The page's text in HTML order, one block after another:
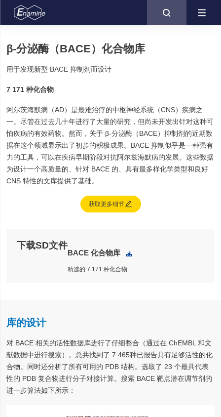

β-分泌酶（BACE）化合物库
用于发现新型 BACE 抑制剂而设计
7 171 种化合物
阿尔茨海默病（AD）是最难治疗的中枢神经系统（CNS）疾病之
一。尽管在过去几十年进行了大量的研究，但尚未开发出针对这种可
怕疾病的有效药物。然而，关于 β-分泌酶（BACE）抑制剂的近期数
据在这个领域显示出了初步的积极成果。BACE 抑制似乎是一种强有
力的工具，可以在疾病早期阶段对抗阿尔兹海默病的发展。这些数据
为设计一个高质量的、针对 BACE 的、具有最多样化学类型和良好
CNS 特性的文库提供了基础。
获取更多细节
下载SD文件
BACE 化合物库 下载
精选的 7 171 种化合物
库的设计
对 BACE 相关的活性数据库进行了仔细整合（通过在 ChEMBL 和文
献数据中进行搜索）。总共找到了 7 465种已报告具有足够活性的化
合物。同时还分析了所有可用的 PDB 结构。选取了 23 个最具代表
性的 PDB 复合物进行分子对接计算。搜索 BACE 靶点潜在调节剂的
进一步算法如下所示：